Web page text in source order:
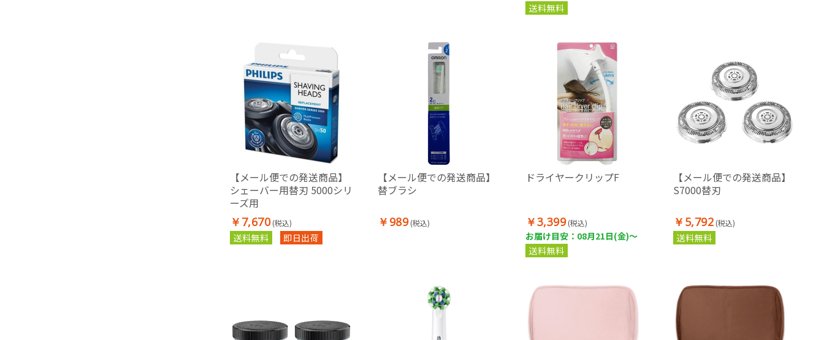
送料無料
【メール便での発送商品】
シェーバー用替刃 5000シリ
ーズ用
￥7,670 (税込)
送料無料 即日出荷
【メール便での発送商品】
替ブラシ
￥989 (税込)
ドライヤークリップF
￥3,399 (税込)
お届け目安：08月21日(金)～
送料無料
【メール便での発送商品】
S7000替刃
￥5,792 (税込)
送料無料